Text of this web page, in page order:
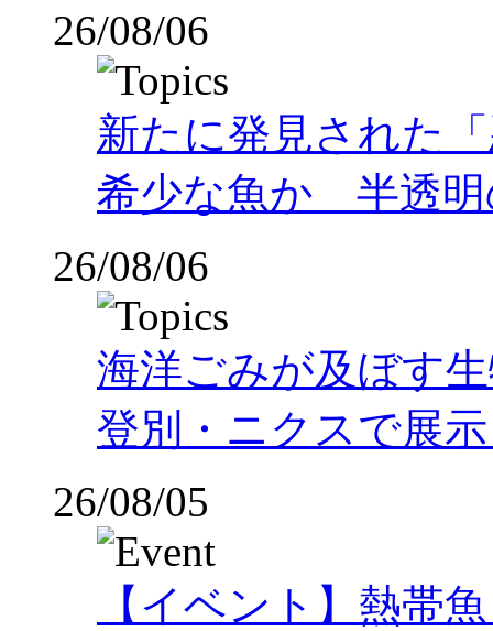
26/08/06
新たに発見された
希少な魚か 半透明
26/08/06
海洋ごみが及ぼす
登別・ニクスで展
26/08/05
【イベント】熱帯